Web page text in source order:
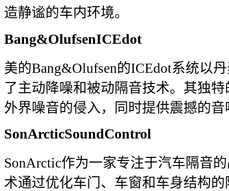
造静谧的车内环境。
Bang&OlufsenICEdot
美的Bang&Olufsen的ICEdot系统以
了主动降噪和被动隔音技术。其独
外界噪音的侵入，同时提供震撼的音
SonArcticSoundControl
SonArctic作为一家专注于汽车隔音
术通过优化车门、车窗和车身结构